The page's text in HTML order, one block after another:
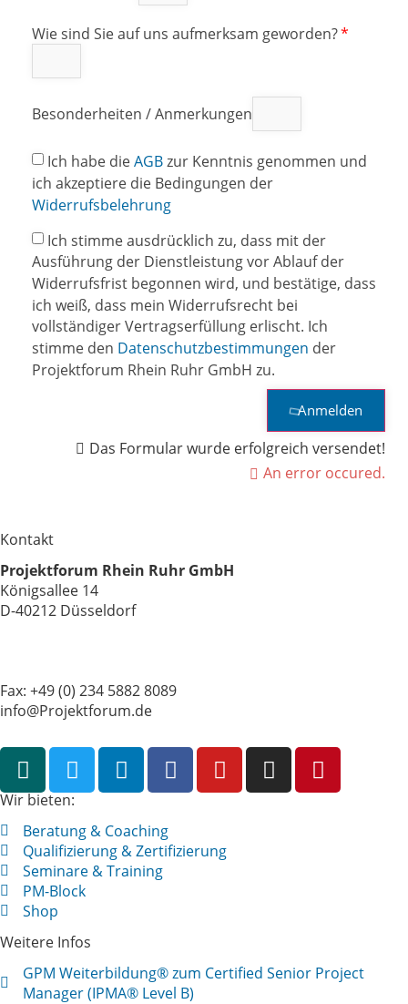
Wie sind Sie auf uns aufmerksam geworden?
Besonderheiten / Anmerkungen
Ich habe dieAGBzur Kenntnis genommen und
ich akzeptiere die Bedingungen der
Widerrufsbelehrung
Ich stimme ausdrücklich zu, dass mit der
Ausführung der Dienstleistung vor Ablauf der
Widerrufsfrist begonnen wird, und bestätige, dass
ich weiß, dass mein Widerrufsrecht bei
vollständiger Vertragserfüllung erlischt. Ich
stimme den Datenschutzbestimmungen der
Projektforum Rhein Ruhr GmbH zu.
Anmelden
Das Formular wurde erfolgreich versendet!
An error occured.
Kontakt
Projektforum Rhein Ruhr GmbH
Königsallee 14
D-40212 Düsseldorf
Fax: +49 (0) 234 5882 8089
info@Projektforum.de
Wir bieten:
Beratung & Coaching
Qualifizierung & Zertifizierung
Seminare & Training
PM-Block
Shop
Weitere Infos
GPM Weiterbildung® zum Certified Senior Project
Manager (IPMA® Level B)